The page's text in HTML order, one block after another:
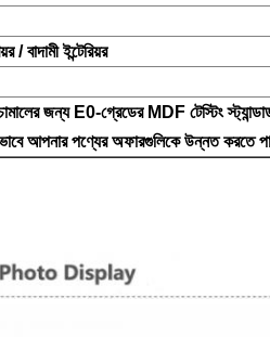
/ বাদামী ইন্টেরিয়র
জন্য E0-গ্রেডের MDF টেস্টিং
আপনার পণ্যের অফারগুলিকে উন্নত